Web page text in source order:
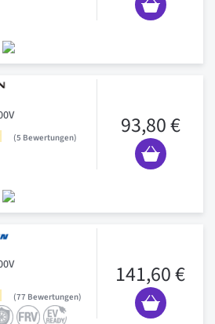
5 Bewertungen 93,80 €
77 Bewertungen
141,60 €